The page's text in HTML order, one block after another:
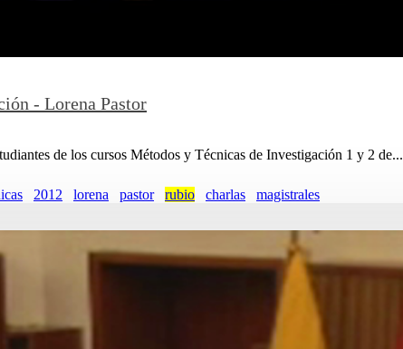
- Lorena Pastor
de los cursos Métodos y Técnicas de Investigación 1 y 2 de...
2012 lorena pastor rubio charlas magistrales